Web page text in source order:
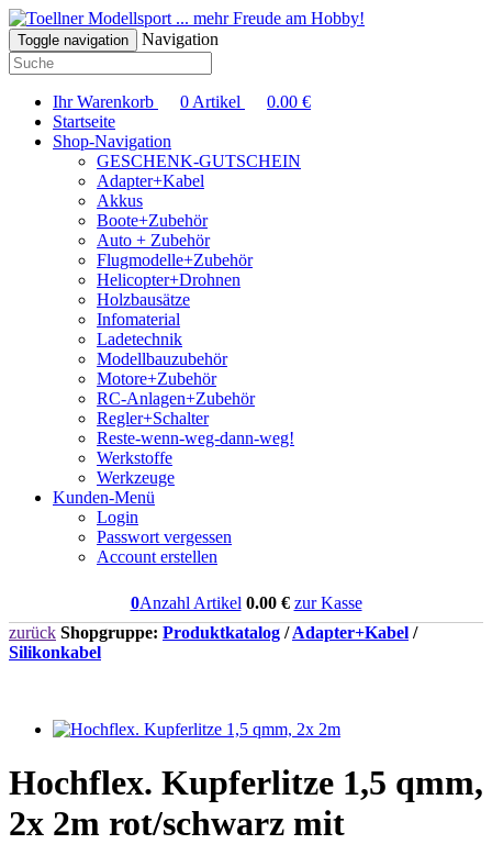
... mehr Freude am Hobby!
Toggle navigation Navigation
Ihr Warenkorb 0 Artikel 0.00 €
Startseite
Shop-Navigation
GESCHENK-GUTSCHEIN
Adapter+Kabel
Akkus
Boote+Zubehör
Auto + Zubehör
Flugmodelle+Zubehör
Helicopter+Drohnen
Holzbausätze
Infomaterial
Ladetechnik
Modellbauzubehör
Motore+Zubehör
RC-Anlagen+Zubehör
Regler+Schalter
Reste-wenn-weg-dann-weg!
Werkstoffe
Werkzeuge
Kunden-Menü
Login
Passwort vergessen
Account erstellen
0Anzahl Artikel 0.00€ zur Kasse
zurück Shopgruppe: Produktkatalog /Adapter+Kabel /
Silikonkabel
Hochflex. Kupferlitze 1,5 qmm,
2x 2m rot/schwarz mit